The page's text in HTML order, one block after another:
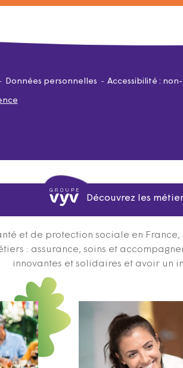
Données personnelles Accessibilité :
Découvrez les
et de protection sociale en
: assurance, soins et
innovantes et solidaires et avoir un